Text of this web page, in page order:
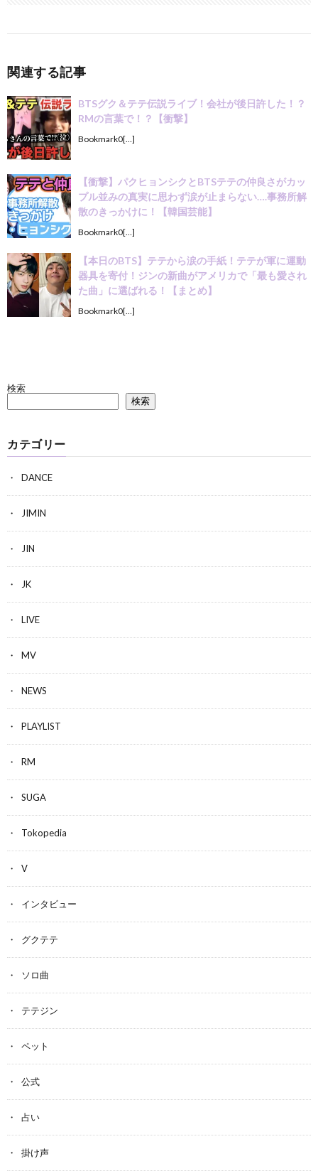
関連する記事
BTSグク＆テテ伝説ライブ！会社が後日許した！？
RMの言葉で！？【衝撃】
Bookmark0[…]
【衝撃】パクヒョンシクとBTSテテの仲良さがカッ
プル並みの真実に思わず涙が止まらない….事務所解
散のきっかけに！【韓国芸能】
Bookmark0[…]
【本日のBTS】テテから涙の手紙！テテが軍に運動
器具を寄付！ジンの新曲がアメリカで「最も愛され
た曲」に選ばれる！【まとめ】
Bookmark0[…]
検索
検索
カテゴリー
DANCE
JIMIN
JIN
JK
LIVE
MV
NEWS
PLAYLIST
RM
SUGA
Tokopedia
V
インタビュー
グクテテ
ソロ曲
テテジン
ペット
公式
占い
掛け声